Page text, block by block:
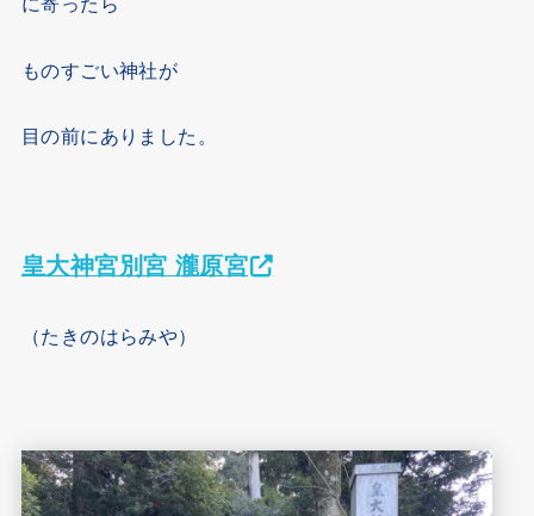
ものすごい神社が
目の前にありました。
皇大神宮別宮 瀧原宮
（たきのはらみや）